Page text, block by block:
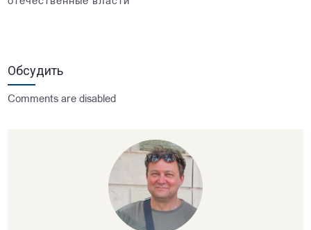
Обсудить
Comments are disabled